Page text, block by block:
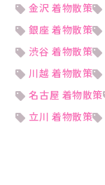
金沢 着物散策
銀座 着物散策
渋谷 着物散策
川越 着物散策
名古屋 着物散策
立川 着物散策